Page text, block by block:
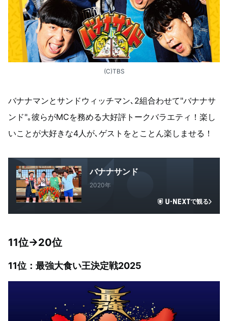
(C)TBS
バナナマンとサンドウィッチマン､2組合わせて"バナナサ
ンド"｡彼らがMCを務める大好評トークバラエティ！楽し
いことが大好きな4人が､ゲストをとことん楽しませる！
バナナサンド
2020年
で観る
11位→20位
11位：最強大食い王決定戦2025